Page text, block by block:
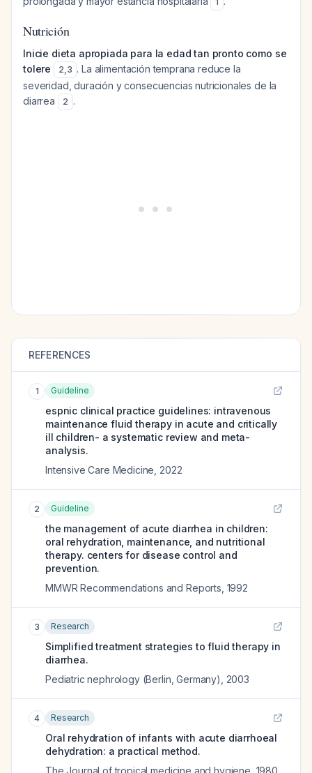
Nutrición
Inicie dieta apropiada para la edad tan pronto como se
tolere
2,3 . La alimentación temprana reduce la
severidad, duración y consecuencias nutricionales de la
diarrea
2 .
REFERENCES
1 Guideline
espnic clinical practice guidelines: intravenous
maintenance fluid therapy in acute and critically
ill children- a systematic review and meta-
analysis.
Intensive Care Medicine 2022
2 Guideline
the management of acute diarrhea in children:
oral rehydration, maintenance, and nutritional
therapy. centers for disease control and
prevention.
MMWR Recommendations and Reports 1992
3 Research
Simplified treatment strategies to fluid therapy in
diarrhea.
Pediatric nephrology (Berlin, Germany)
2003
4 Research
Oral rehydration of infants with acute diarrhoeal
dehydration: a practical method.
The Journal of tropical medicine and hygiene 1980